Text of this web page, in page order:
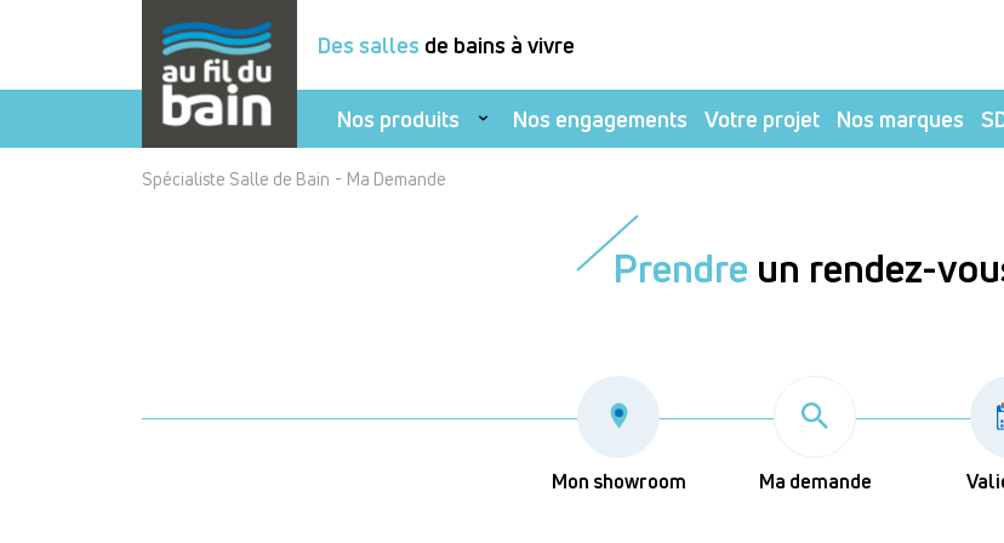
Des salles de bains à vivre
Nos produits Nos engagements Votre projet Nos marques
Spécialiste Salle de Bain - Ma Demande
Prendre un rendez-
Mon showroom Ma demande